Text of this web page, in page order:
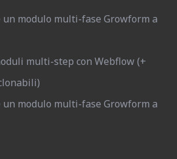
un modulo multi-fase Growform a
multi-step con Webflow (+
un modulo multi-fase Growform a